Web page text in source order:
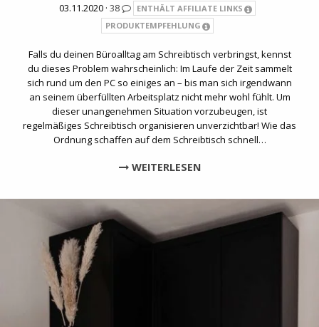
03.11.2020 · 38
ENTHÄLT AFFILIATE LINKS
PRODUKTEMPFEHLUNG
Falls du deinen Büroalltag am Schreibtisch verbringst, kennst
du dieses Problem wahrscheinlich: Im Laufe der Zeit sammelt
sich rund um den PC so einiges an – bis man sich irgendwann
an seinem überfüllten Arbeitsplatz nicht mehr wohl fühlt. Um
dieser unangenehmen Situation vorzubeugen, ist
regelmäßiges Schreibtisch organisieren unverzichtbar! Wie das
Ordnung schaffen auf dem Schreibtisch schnell…
WEITERLESEN